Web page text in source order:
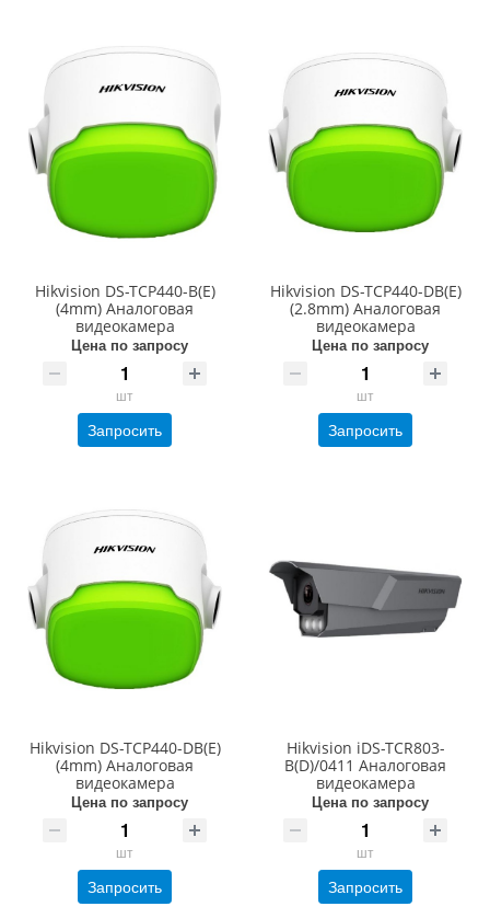
Hikvision DS-TCP440-B(E)
(4mm) Аналоговая
видеокамера
Цена по запросу
шт
Запросить
Hikvision DS-TCP440-DB(E)
(2.8mm) Аналоговая
видеокамера
Цена по запросу
шт
Запросить
Hikvision DS-TCP440-DB(E)
(4mm) Аналоговая
видеокамера
Цена по запросу
шт
Запросить
Hikvision iDS-TCR803-
B(D)/0411 Аналоговая
видеокамера
Цена по запросу
шт
Запросить